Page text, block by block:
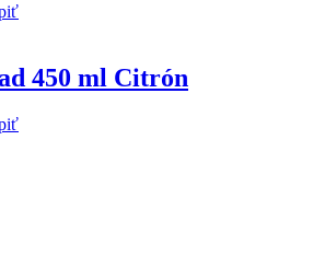
450 ml Citrón